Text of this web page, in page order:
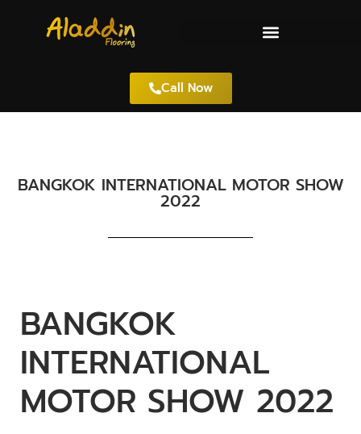
Call Now
BANGKOK INTERNATIONAL MOTOR SHOW
2022
BANGKOK
INTERNATIONAL
MOTOR SHOW 2022